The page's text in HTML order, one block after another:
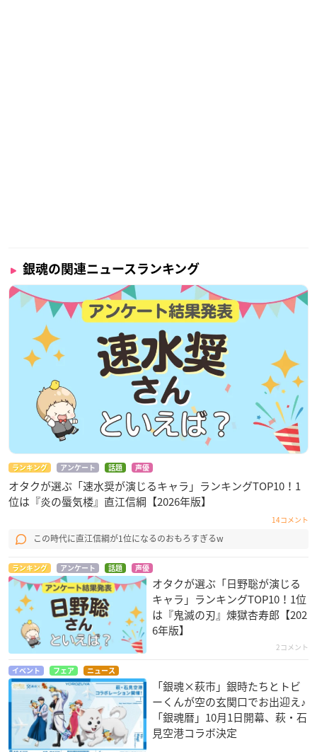
銀魂の関連ニュースランキング
ランキング アンケート 話題 声優
オタクが選ぶ「速水奨が演じるキャラ」ランキングTOP10！1
位は『炎の蜃気楼』直江信綱【2026年版】
14コメント
この時代に直江信綱が1位になるのおもろすぎるw
ランキング アンケート 話題 声優
オタクが選ぶ「日野聡が演じる
キャラ」ランキングTOP10！1位
は『鬼滅の刃』煉󠄁獄杏寿郎【202
6年版】
2コメント
イベント フェア ニュース
「銀魂×萩市」銀時たちとトビ
ーくんが空の玄関口でお出迎え♪
「銀魂暦」10月1日開幕、萩・石
見空港コラボ決定